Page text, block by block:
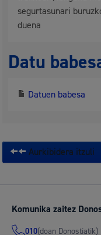
segurtasunari
duena
Datu
Datuen babesa
Aurkibidera itzuli
Komunika zaitez
010(doan Donostiatik)